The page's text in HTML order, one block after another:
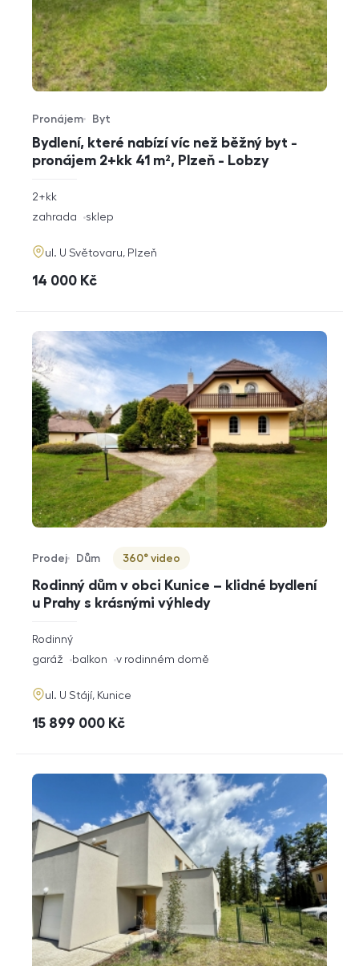
Bydlení, které nabízí víc než běžný byt -
pronájem 2+kk 41 m², Plzeň - Lobzy
Typ nabídky
Pronájem
Typ nemovitosti
Byt
rozměry
2+kk
funkce
zahrada sklep
adresa
ul. U Světovaru, Plzeň
cena
14 000 Kč
Rodinný dům v obci Kunice – klidné bydlení
u Prahy s krásnými výhledy
Typ nabídky
Prodej
Typ nemovitosti
Dům
Virtuální prohlídka
360° video
rozměry
dispozice
Rodinný
funkce
garáž balkon v rodinném domě
adresa
ul. U Stájí, Kunice
cena
15 899 000 Kč